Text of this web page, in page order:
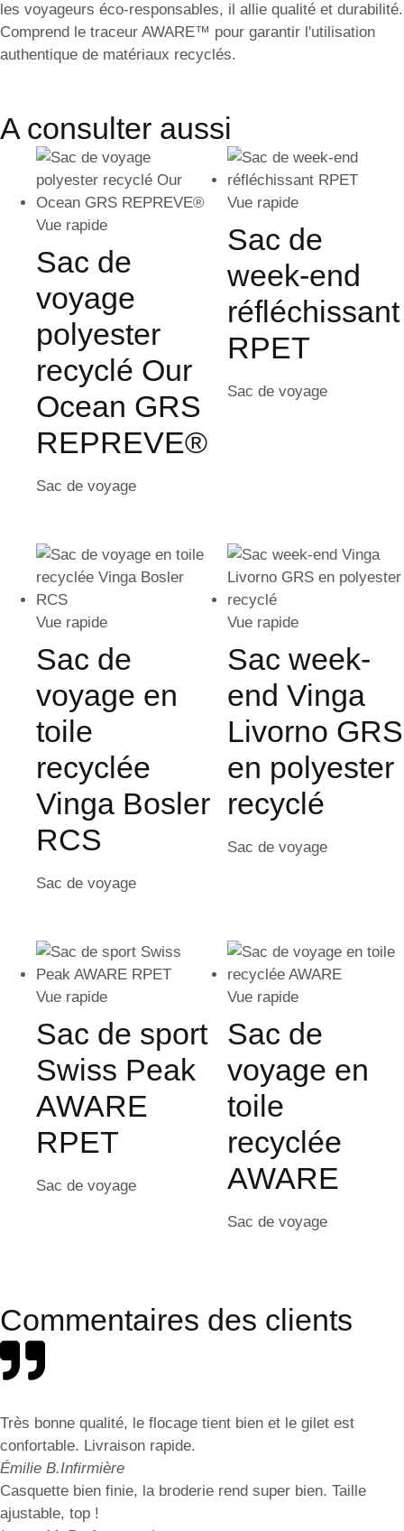
les voyageurs éco-responsables, il allie qualité et durabilité.
Comprend le traceur AWARE™ pour garantir l'utilisation
authentique de matériaux recyclés.
A consulter aussi
Vue rapide
Sac de
voyage
polyester
recyclé Our
Ocean GRS
REPREVE®
Sac de voyage
Vue rapide
Sac de
week-end
réfléchissant
RPET
Sac de voyage
Vue rapide
Sac de
voyage en
toile
recyclée
Vinga Bosler
RCS
Sac de voyage
Vue rapide
Sac week-
end Vinga
Livorno GRS
en polyester
recyclé
Sac de voyage
Vue rapide
Sac de sport
Swiss Peak
AWARE
RPET
Sac de voyage
Vue rapide
Sac de
voyage en
toile
recyclée
AWARE
Sac de voyage
Commentaires des clients
Très bonne qualité, le flocage tient bien et le gilet est
confortable. Livraison rapide.
Émilie B.Infirmière
Casquette bien finie, la broderie rend super bien. Taille
ajustable, top !